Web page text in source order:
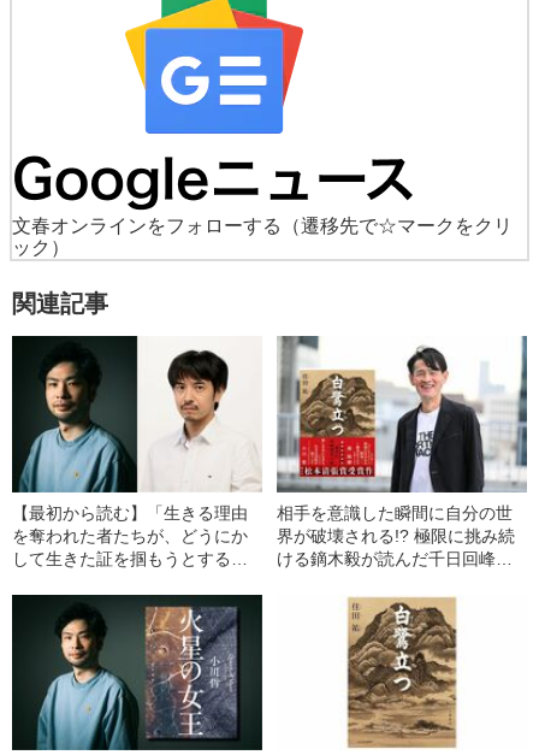
文春オンラインをフォローする
（遷移先で☆マークをクリ
ック）
関連記事
【最初から読む】「生きる理由
を奪われた者たちが、どうにか
して生きた証を掴もうとする」
清張賞受賞作『白鷺立つ』に感
じた熱さとは？
相手を意識した瞬間に自分の世
界が破壊される!? 極限に挑み続
ける鏑木毅が読んだ千日回峰行